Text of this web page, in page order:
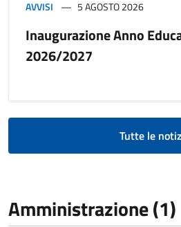
AVVISI 5 AGOSTO 2026
Inaugurazione Anno
2026/2027
Tutte le
Amministrazione (1)